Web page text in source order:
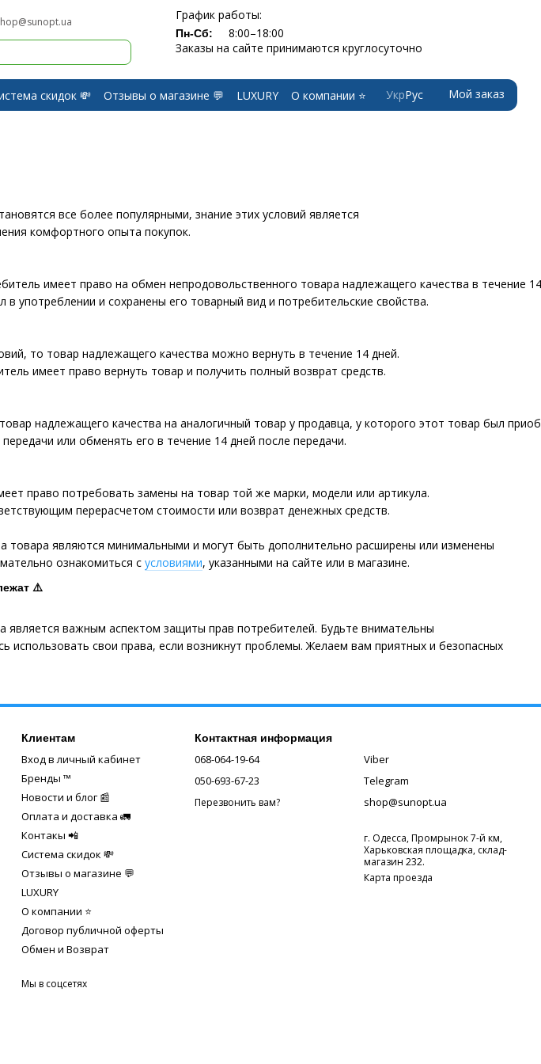
График работы:
Пн-Сб:
8:00–18:00
Заказы на сайте принимаются круглосуточно
скидок 💸 Отзывы о магазине 💬 LUXURY
О компании ⭐
УкрРус Мой заказ
все более популярными, знание этих условий является
комфортного опыта покупок.
имеет право на обмен непродовольственного товара надлежащего качества в течение
употреблении и сохранены его товарный вид и потребительские свойства.
то товар надлежащего качества можно вернуть в течение 14 дней.
имеет право вернуть товар и получить полный возврат средств.
надлежащего качества на аналогичный товар у продавца, у которого этот товар был
или обменять его в течение 14 дней после передачи.
право потребовать замены на товар той же марки, модели или артикула.
перерасчетом стоимости или возврат денежных средств.
товара являются минимальными и могут быть дополнительно расширены или изменены
ознакомиться с условиями, указанными на сайте или в магазине.
⚠️
является важным аспектом защиты прав потребителей. Будьте внимательны
использовать свои права, если возникнут проблемы. Желаем вам приятных и безопасных
Клиентам
Вход в личный кабинет
Бренды ™️
Новости и блог 📰
Оплата и доставка 🚛
Контакы 📲
Система скидок 💸
Отзывы о магазине 💬
LUXURY
О компании ⭐
Договор публичной оферты
Обмен и Возврат
Мы в соцсетях
Контактная информация
068-064-19-64
050-693-67-23
Перезвонить вам?
Viber
Telegram
shop@sunopt.ua
г. Одесса, Промрынок 7-й км,
Харьковская площадка, склад-
магазин 232.
Карта проезда